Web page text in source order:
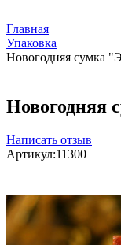
Главная
Упаковка
Новогодняя сумка
Новогодняя
Написать отзыв
Артикул:11300